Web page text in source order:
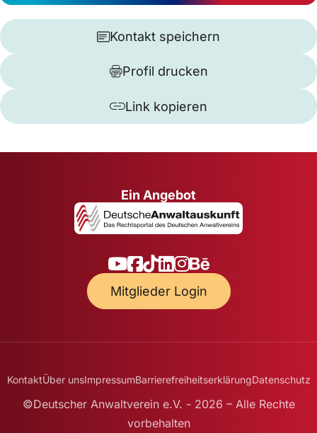
Kontakt speichern
Profil drucken
Link kopieren
Ein Angebot
Mitglieder Login
KontaktÜber unsImpressumBarrierefreiheitserklärungDatenschutz
©Deutscher Anwaltverein e.V. - 2026 – Alle Rechte
vorbehalten